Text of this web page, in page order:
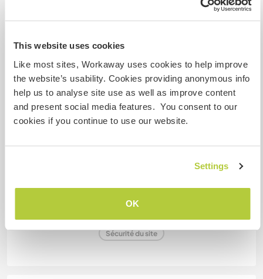
This website uses cookies
Like most sites, Workaway uses cookies to help improve
the website’s usability. Cookies providing anonymous info
help us to analyse site use as well as improve content
and present social media features. You consent to our
cookies if you continue to use our website.
Settings
OK
Cet hôte a de la place pour les vans.
Combien de volontaires
pouvez-vous accueillir ?
Sécurité du site